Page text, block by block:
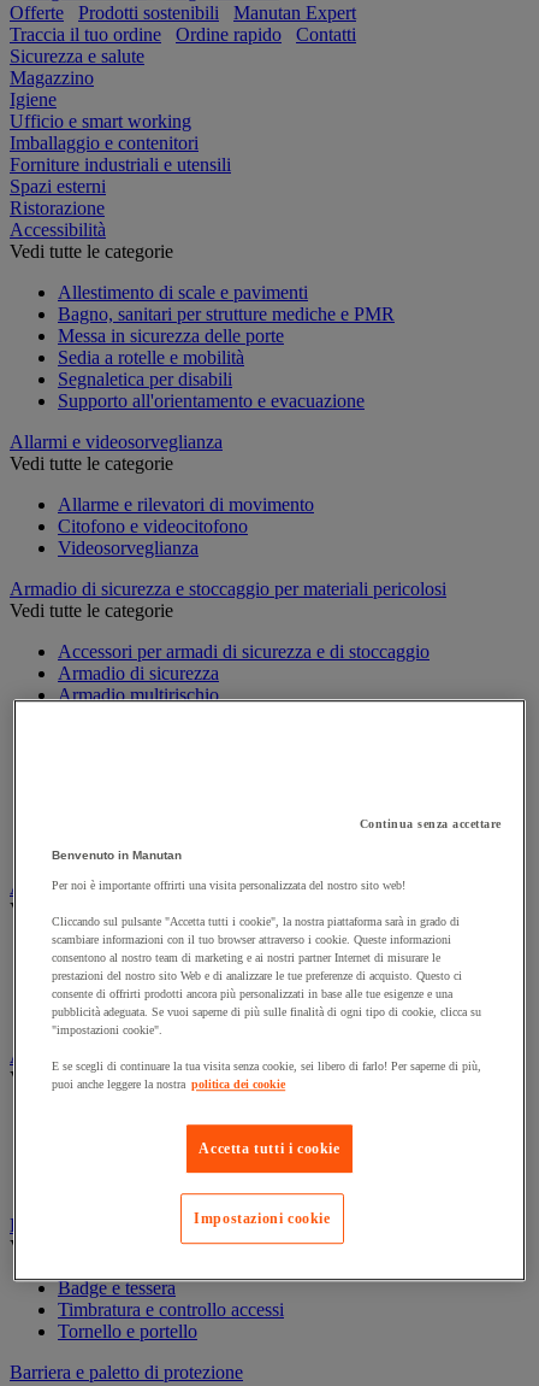
Offerte Prodotti sostenibili
Manutan Expert
Traccia il tuo ordine
Ordine rapido
Contatti
Sicurezza e salute
Magazzino
Igiene
Ufficio e smart working
Imballaggio e contenitori
Forniture industriali e utensili
Spazi esterni
Ristorazione
Accessibilità
Vedi tutte le categorie
Allestimento di scale e pavimenti
Bagno, sanitari per strutture mediche e PMR
Messa in sicurezza delle porte
Sedia a rotelle e mobilità
Segnaletica per disabili
Supporto all'orientamento e evacuazione
Allarmi e videosorveglianza
Vedi tutte le categorie
Allarme e rilevatori di movimento
Citofono e videocitofono
Videosorveglianza
Armadio di sicurezza e stoccaggio per materiali pericolosi
Vedi tutte le categorie
Accessori per armadi di sicurezza e di stoccaggio
Armadio di sicurezza
Armadio multirischio
Contenitore di sicurezza
Assorbente industriale
Vedi tutte le categorie
Assorbente
Barriera anti-inquinamento e sistema di deviazione delle
perdite
Contenitore e solvente per sgrassaggio
Attrezzatura e mobili per studi medici
Vedi tutte le categorie
Lettino, paravento e sedia per studi medici
Badge e timbratura
Vedi tutte le categorie
Badge e tessera
Timbratura e controllo accessi
Tornello e portello
Barriera e paletto di protezione
Continua senza accettare
Benvenuto in Manutan
Per noi è importante offrirti una visita personalizzata del nostro sito web!
Cliccando sul pulsante "Accetta tutti i cookie", la nostra piattaforma sarà in grado di
scambiare informazioni con il tuo browser attraverso i cookie. Queste informazioni
consentono al nostro team di marketing e ai nostri partner Internet di misurare le
prestazioni del nostro sito Web e di analizzare le tue preferenze di acquisto. Questo ci
consente di offrirti prodotti ancora più personalizzati in base alle tue esigenze e una
pubblicità adeguata. Se vuoi saperne di più sulle finalità di ogni tipo di cookie, clicca su
"impostazioni cookie".
E se scegli di continuare la tua visita senza cookie, sei libero di farlo! Per saperne di più,
puoi anche leggere la nostra politica dei cookie
Accetta tutti i cookie
Impostazioni cookie